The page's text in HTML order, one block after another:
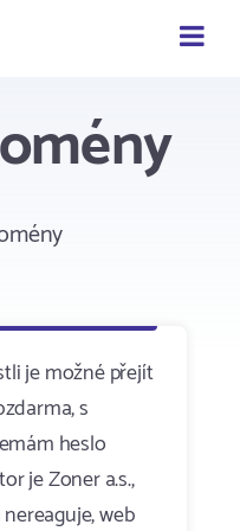
je možné přejít
s
heslo
je Zoner a.s.,
web